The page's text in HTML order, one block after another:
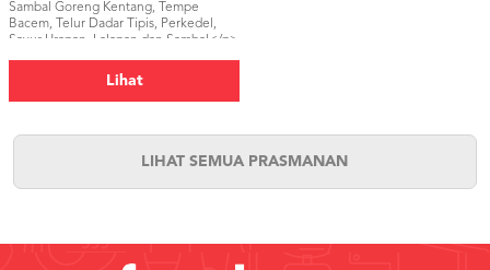
Sambal Goreng Kentang, Tempe
Bacem, Telur Dadar Tipis, Perkedel,
Sayur Urapan, Lalapan dan Sambal</p>
Lihat
LIHAT SEMUA PRASMANAN